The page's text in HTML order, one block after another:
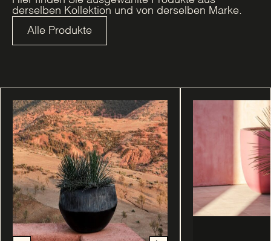
derselben Kollektion und von derselben Marke.
Alle Produkte